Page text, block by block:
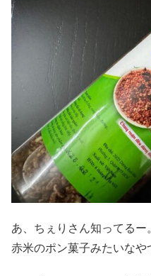
あ、ちぇりさん知ってるー
赤米のポン菓子みたいなや